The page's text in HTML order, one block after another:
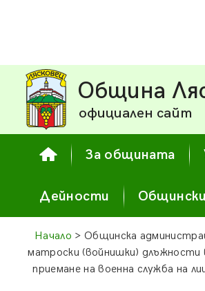
Община
официален сайт
За общината
Дейности
Начало > Общинска
матроски (войнишки) длъжности
приемане на военна служба на